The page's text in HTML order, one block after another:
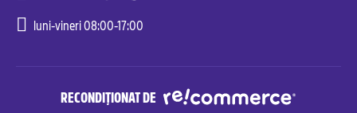
luni-vineri 08:00-17:00
RECONDIȚIONAT DE